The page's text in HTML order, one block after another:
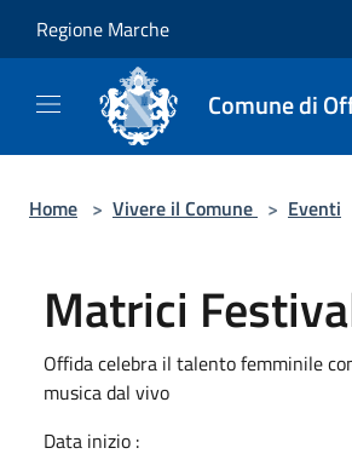
Regione Marche
Comune di
Home > Vivere il Comune > Eventi
Matrici
Offida celebra il talento femminile
musica dal vivo
Data inizio :